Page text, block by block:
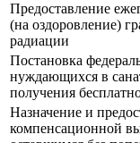
Предоставление
(на оздоровление)
радиации
Постановка
нуждающихся в
получения
Назначение и
компенсационной